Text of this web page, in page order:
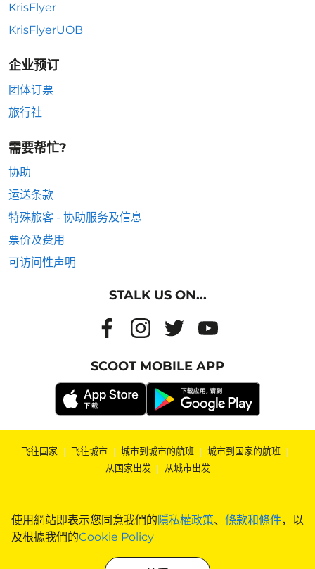
使用網站即表示您同意我們的隱私權政策、 條款和條件，以
及根據我們的Cookie Policy
KrisFlyer
KrisFlyerUOB
企业预订
团体订票
旅行社
需要帮忙?
协助
运送条款
特殊旅客 - 协助服务及信息
票价及费用
可访问性声明
STALK US ON...
SCOOT MOBILE APP
飞往国家 | 飞往城市 | 城市到城市的航班 | 城市到国家的航班 |
从国家出发 | 从城市出发